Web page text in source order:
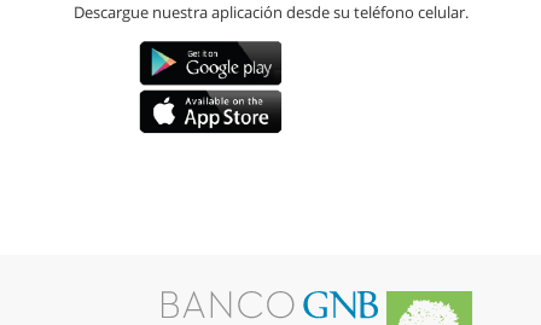
Descargue nuestra aplicación desde su teléfono celular.